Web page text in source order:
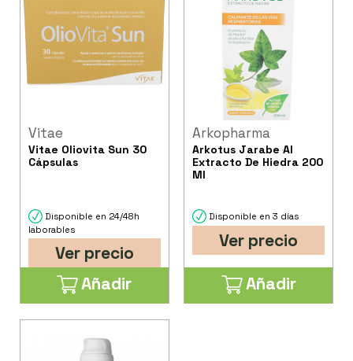
Vitae
Vitae Oliovita Sun 30
Cápsulas
Disponible en 24/48h
laborables
Ver precio
Añadir
Arkopharma
Arkotus Jarabe Al
Extracto De Hiedra 200
Ml
Disponible en 3 días
Ver precio
Añadir